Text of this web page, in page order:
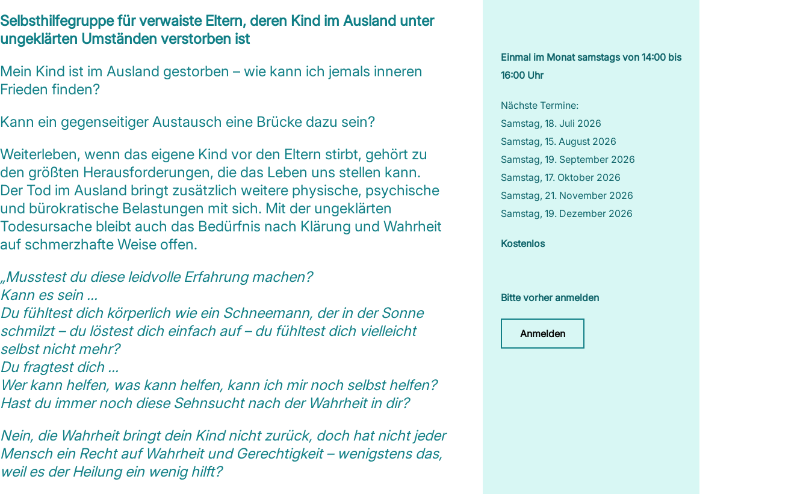
Selbsthilfegruppe für verwaiste Eltern, deren Kind im Ausland unter
ungeklärten Umständen verstorben ist
Mein Kind ist im Ausland gestorben – wie kann ich jemals inneren
Frieden finden?
Kann ein gegenseitiger Austausch eine Brücke dazu sein?
Weiterleben, wenn das eigene Kind vor den Eltern stirbt, gehört zu
den größten Herausforderungen, die das Leben uns stellen kann.
Der Tod im Ausland bringt zusätzlich weitere physische, psychische
und bürokratische Belastungen mit sich. Mit der ungeklärten
Todesursache bleibt auch das Bedürfnis nach Klärung und Wahrheit
auf schmerzhafte Weise offen.
„Musstest du diese leidvolle Erfahrung machen?
Kann es sein …
Du fühltest dich körperlich wie ein Schneemann, der in der Sonne
schmilzt – du löstest dich einfach auf – du fühltest dich vielleicht
selbst nicht mehr?
Du fragtest dich …
Wer kann helfen, was kann helfen, kann ich mir noch selbst helfen?
Hast du immer noch diese Sehnsucht nach der Wahrheit in dir?
Nein, die Wahrheit bringt dein Kind nicht zurück, doch hat nicht jeder
Mensch ein Recht auf Wahrheit und Gerechtigkeit – wenigstens das,
weil es der Heilung ein wenig hilft?
Einmal im Monat samstags von 14:00 bis
16:00 Uhr
Nächste Termine:
Samstag, 18. Juli 2026
Samstag, 15. August 2026
Samstag, 19. September 2026
Samstag, 17. Oktober 2026
Samstag, 21. November 2026
Samstag, 19. Dezember 2026
Kostenlos
Bitte vorher anmelden
Anmelden